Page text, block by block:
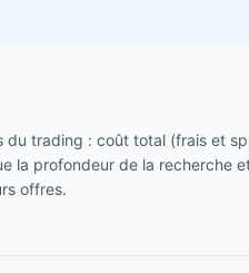
trading : coût total (frais et
la profondeur de la recherche
offres.